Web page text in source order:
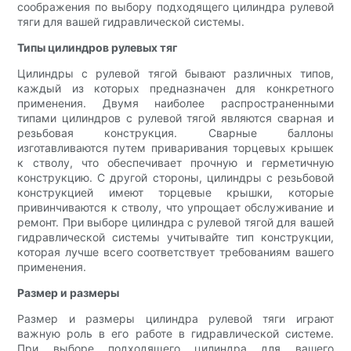
соображения по выбору подходящего цилиндра рулевой
тяги для вашей гидравлической системы.
Типы цилиндров рулевых тяг
Цилиндры с рулевой тягой бывают различных типов,
каждый из которых предназначен для конкретного
применения. Двумя наиболее распространенными
типами цилиндров с рулевой тягой являются сварная и
резьбовая конструкция. Сварные баллоны
изготавливаются путем приваривания торцевых крышек
к стволу, что обеспечивает прочную и герметичную
конструкцию. С другой стороны, цилиндры с резьбовой
конструкцией имеют торцевые крышки, которые
привинчиваются к стволу, что упрощает обслуживание и
ремонт. При выборе цилиндра с рулевой тягой для вашей
гидравлической системы учитывайте тип конструкции,
которая лучше всего соответствует требованиям вашего
применения.
Размер и размеры
Размер и размеры цилиндра рулевой тяги играют
важную роль в его работе в гидравлической системе.